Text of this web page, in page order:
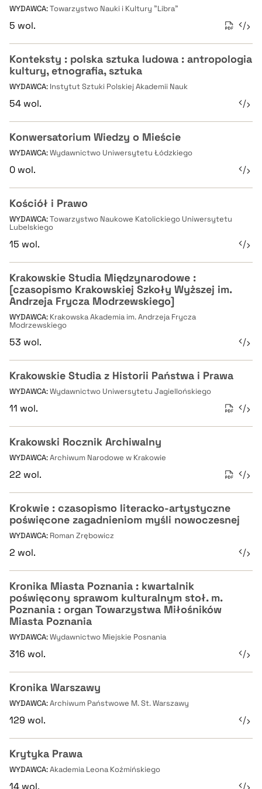
WYDAWCA:Towarzystwo Nauki i Kultury "Libra"
5 wol.
Konteksty : polska sztuka ludowa : antropologia
kultury, etnografia, sztuka
WYDAWCA: Instytut Sztuki Polskiej Akademii Nauk
54 wol.
Konwersatorium Wiedzy o Mieście
WYDAWCA:Wydawnictwo Uniwersytetu Łódzkiego
0 wol.
Kościół i Prawo
WYDAWCA:Towarzystwo Naukowe Katolickiego Uniwersytetu
Lubelskiego
15 wol.
Krakowskie Studia Międzynarodowe :
[czasopismo Krakowskiej Szkoły Wyższej im.
Andrzeja Frycza Modrzewskiego]
WYDAWCA: Krakowska Akademia im. Andrzeja Frycza
Modrzewskiego
53 wol.
Krakowskie Studia z Historii Państwa i Prawa
WYDAWCA:Wydawnictwo Uniwersytetu Jagiellońskiego
11 wol.
Krakowski Rocznik Archiwalny
WYDAWCA:Archiwum Narodowe w Krakowie
22 wol.
Krokwie : czasopismo literacko-artystyczne
poświęcone zagadnieniom myśli nowoczesnej
WYDAWCA: Roman Zrębowicz
2 wol.
Kronika Miasta Poznania : kwartalnik
poświęcony sprawom kulturalnym stoł. m.
Poznania : organ Towarzystwa Miłośników
Miasta Poznania
WYDAWCA:Wydawnictwo Miejskie Posnania
316 wol.
Kronika Warszawy
WYDAWCA:Archiwum Państwowe M. St. Warszawy
129 wol.
Krytyka Prawa
WYDAWCA:Akademia Leona Koźmińskiego
14 wol.